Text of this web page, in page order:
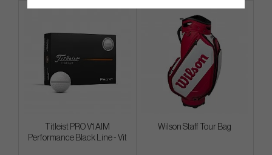
Titleist PRO V1 AIM
Performance Black Line - Vit
Wilson Staff Tour Bag